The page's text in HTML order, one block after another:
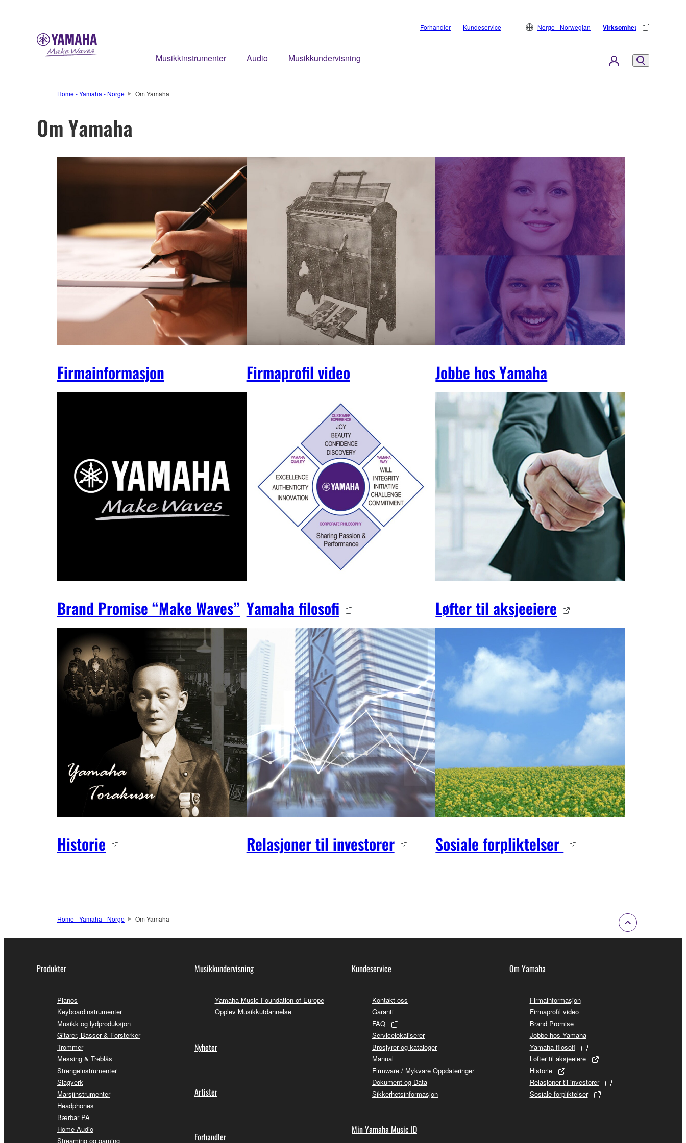
Musikkinstrumenter Audio Musikkundervisning
Forhandler Kundeservice Norge - Norwegian Virksomhet
Home - Yamaha - Norge Om Yamaha
Om Yamaha
Firmainformasjon Firmaprofil video Jobbe hos Yamaha
Brand Promise “Make Waves” Yamaha filosofi Løfter til aksjeeiere
Historie Relasjoner til investorer Sosiale forpliktelser
Home - Yamaha - Norge Om Yamaha
Produkter
Pianos
Keyboardinstrumenter
Musikk og lydproduksjon
Gitarer, Basser & Forsterker
Trommer
Messing & Treblås
Strengeinstrumenter
Slagverk
Marsjinstrumenter
Headphones
Bærbar PA
Home Audio
Streaming og gaming
Musikkundervisning
Yamaha Music Foundation of Europe
Opplev Musikkutdannelse
Nyheter
Artister
Forhandler
Kundeservice
Kontakt oss
Garanti
FAQ
Servicelokaliserer
Brosjyrer og kataloger
Manual
Firmware / Mykvare Oppdateringer
Dokument og Data
Sikkerhetsinformasjon
Min Yamaha Music ID
Om Yamaha
Firmainformasjon
Firmaprofil video
Brand Promise
Jobbe hos Yamaha
Yamaha filosofi
Løfter til aksjeeiere
Historie
Relasjoner til investorer
Sosiale forpliktelser